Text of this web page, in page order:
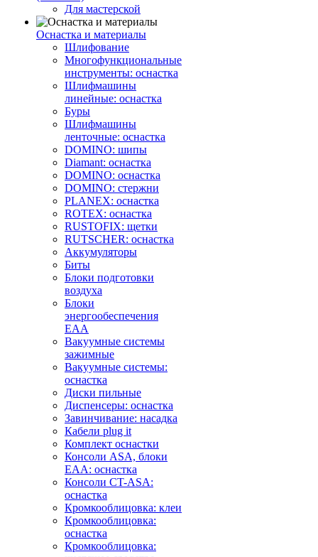
Для мастерской
Оснастка и материалы
Шлифование
Многофункциональные
инструменты: оснастка
Шлифмашины
линейные: оснастка
Буры
Шлифмашины
ленточные: оснастка
DOMINO: шипы
Diamant: оснастка
DOMINO: оснастка
DOMINO: стержни
PLANEX: оснастка
ROTEX: оснастка
RUSTOFIX: щетки
RUTSCHER: оснастка
Аккумуляторы
Биты
Блоки подготовки
воздуха
Блоки
энергообеспечения
EAA
Вакуумные системы
зажимные
Вакуумные системы:
оснастка
Диски пильные
Диспенсеры: оснастка
Завинчивание: насадка
Кабели plug it
Комплект оснастки
Консоли ASA, блоки
EAA: оснастка
Консоли CT-ASA:
оснастка
Кромкооблицовка: клеи
Кромкооблицовка:
оснастка
Кромкооблицовка: